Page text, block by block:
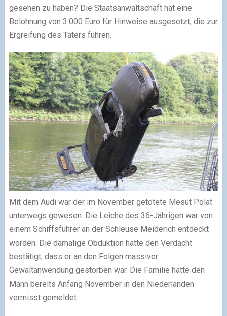
gesehen zu haben? Die Staatsanwaltschaft hat eine
Belohnung von 3.000 Euro für Hinweise ausgesetzt, die zur
Ergreifung des Täters führen.
Mit dem Audi war der im November getötete Mesut Polat
unterwegs gewesen. Die Leiche des 36-Jährigen war von
einem Schiffsführer an der Schleuse Meiderich entdeckt
worden. Die damalige Obduktion hatte den Verdacht
bestätigt, dass er an den Folgen massiver
Gewaltanwendung gestorben war. Die Familie hatte den
Mann bereits Anfang November in den Niederlanden
vermisst gemeldet.